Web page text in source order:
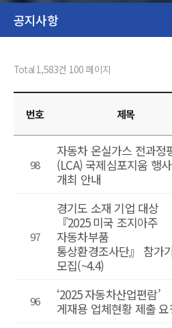
공지사항
Total 1,583건 100 페이지
번호 제목
98
자동차 온실가스 전과정
(LCA) 국제심포지움 행사
개최 안내
97
경기도 소재 기업 대상
『2025 미국 조지아주
자동차부품
통상환경조사단』 참가
모집(~4.4)
96
‘2025 자동차산업편람’
게재용 업체현황 제출 요